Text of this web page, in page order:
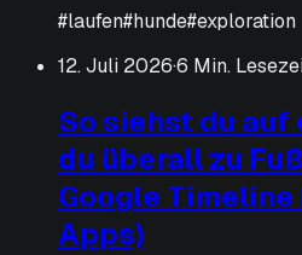
#laufen#hunde#exploration
12. Juli 2026·6 Min.
So siehst du auf
du überall zu
Google
Apps)